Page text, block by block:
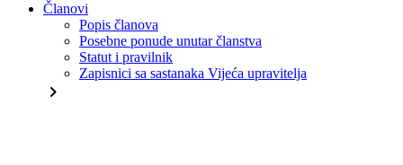
Članovi
Popis članova
Posebne ponude unutar članstva
Statut i pravilnik
Zapisnici sa sastanaka Vijeća upravitelja
chevron_right